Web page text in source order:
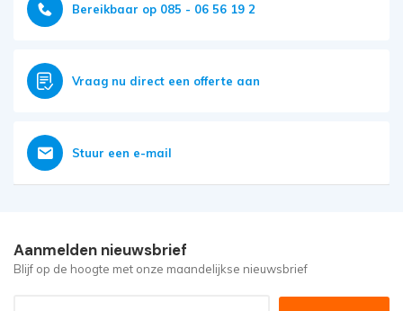
Bereikbaar op 085 - 06 56 19 2
Vraag nu direct een offerte aan
Stuur een e-mail
Aanmelden nieuwsbrief
Blijf op de hoogte met onze maandelijkse nieuwsbrief